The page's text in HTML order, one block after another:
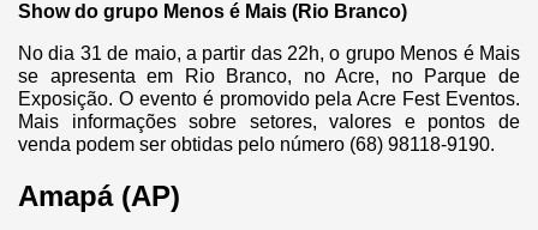
Show do grupo Menos é Mais (Rio Branco)
No dia 31 de maio, a partir das 22h, o grupo Menos é Mais
se apresenta em Rio Branco, no Acre, no Parque de
Exposição. O evento é promovido pela Acre Fest Eventos.
Mais informações sobre setores, valores e pontos de
venda podem ser obtidas pelo número (68) 98118-9190.
Amapá (AP)